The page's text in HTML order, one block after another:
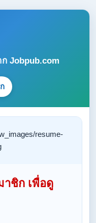
ก Jobpub.com
าชิก เพื่อดู